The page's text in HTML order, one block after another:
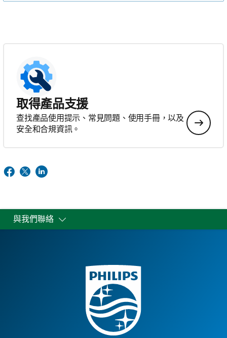
取得產品支援
查找產品使用提示、常見問題、使用手冊，以及
安全和合規資訊。
與我們聯絡